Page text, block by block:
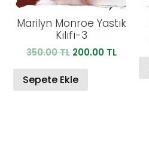
Marilyn Monroe Yastık
Kılıfı-3
350.00TL Orijinal
350.00 TL.
200.00 TLŞu
andaki
fiyat:
Sepete Ekle